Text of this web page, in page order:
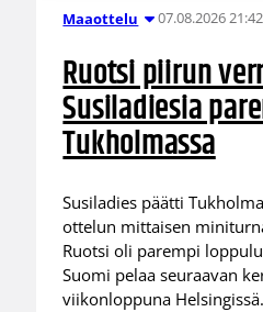
Maaottelu 07.08.2026 21:42
Ruotsi piirun
Susiladiesia
Tukholmassa
Susiladies päätti
ottelun mittaisen
Ruotsi oli parempi
Suomi pelaa seuraavan
viikonloppuna Helsingissä.